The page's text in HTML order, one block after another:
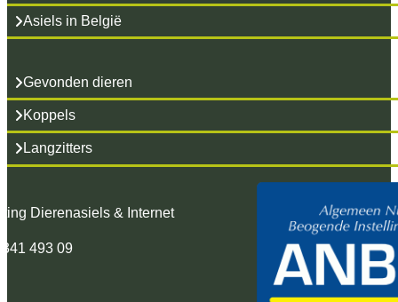
Asiels in België
Gevonden dieren
Koppels
Langzitters
Dierenasiels & Internet
493 09